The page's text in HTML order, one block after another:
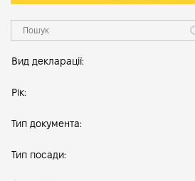
Вид декларації:
Рік:
Тип документа:
Тип посади: